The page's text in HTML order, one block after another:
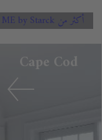
أكثر من ME by Starck
Cape Cod